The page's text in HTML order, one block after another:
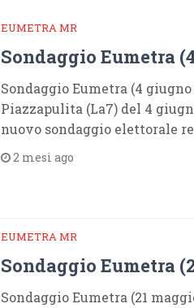
EUMETRA MR
Sondaggio Eumetra
Sondaggio Eumetra (4
Piazzapulita (La7) del 4
nuovo sondaggio elettorale
2 mesi ago
EUMETRA MR
Sondaggio Eumetra
Sondaggio Eumetra (21